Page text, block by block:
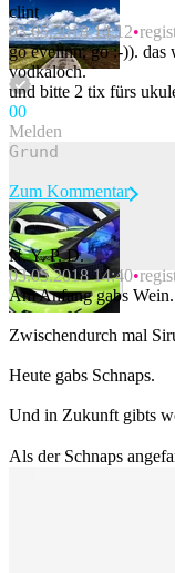
clint
03.05.2018 14:12
go evelinn, go :-)). das
vodkaloch.
und bitte 2 tix fürs
00
Melden
Beitrag melden
Zum Kommentar
N. Y. P. D.
03.05.2018 14:40
Am Anfang gabs Wein.
Zwischendurch mal
Heute gabs Schnaps.
Und in Zukunft gibts
Als der Schnaps